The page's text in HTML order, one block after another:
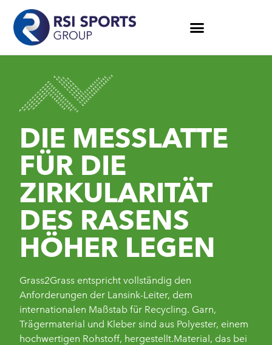
DIE MESSLATTE
FÜR DIE
ZIRKULARITÄT
DES RASENS
HÖHER LEGEN
Grass2Grass entspricht vollständig den
Anforderungen der Lansink-Leiter, dem
internationalen Maßstab für Recycling. Garn,
Trägermaterial und Kleber sind aus Polyester, einem
hochwertigen Rohstoff, hergestellt.Material, das bei